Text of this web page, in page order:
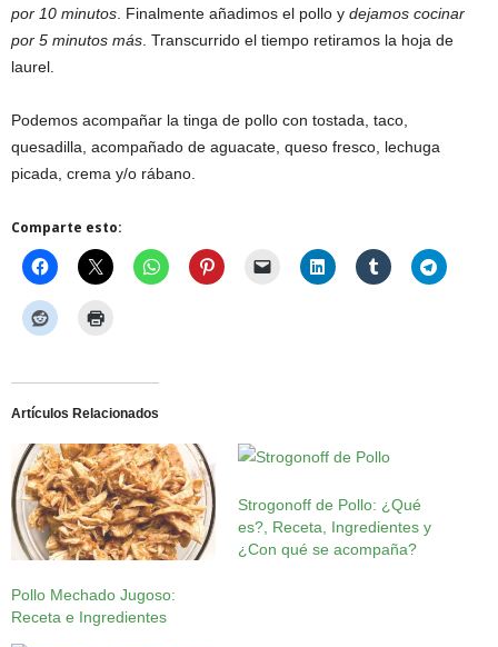
por 10 minutos . Finalmente añadimos el pollo y dejamos cocinar
por 5 minutos más . Transcurrido el tiempo retiramos la hoja de
laurel.
Podemos acompañar la tinga de pollo con tostada, taco,
quesadilla, acompañado de aguacate, queso fresco, lechuga
picada, crema y/o rábano.
Comparte esto:
Artículos Relacionados
Pollo Mechado Jugoso:
Receta e Ingredientes
Strogonoff de Pollo: ¿Qué
es?, Receta, Ingredientes y
¿Con qué se acompaña?